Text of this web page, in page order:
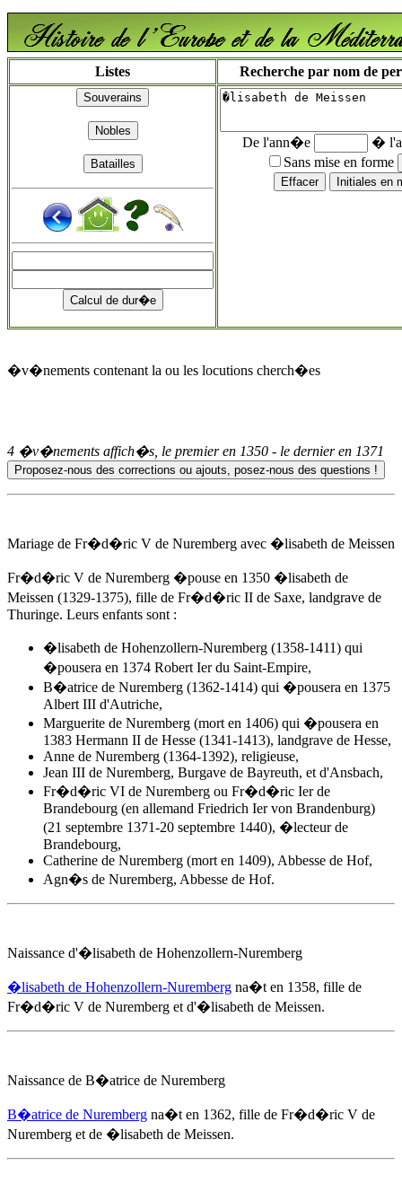
Listes Recherche par nom de
De l'ann�e
�
Sans mise en forme
�v�nements contenant la ou les locutions cherch�es
4 �v�nements affich�s, le premier en 1350 - le dernier en 1371
Mariage de Fr�d�ric V de Nuremberg avec �lisabeth de Meissen
Fr�d�ric V de Nuremberg �pouse en 1350 �lisabeth de
Meissen (1329-1375), fille de Fr�d�ric II de Saxe, landgrave de
Thuringe. Leurs enfants sont :
�lisabeth de Hohenzollern-Nuremberg (1358-1411) qui
�pousera en 1374 Robert Ier du Saint-Empire,
B�atrice de Nuremberg (1362-1414) qui �pousera en 1375
Albert III d'Autriche,
Marguerite de Nuremberg (mort en 1406) qui �pousera en
1383 Hermann II de Hesse (1341-1413), landgrave de Hesse,
Anne de Nuremberg (1364-1392), religieuse,
Jean III de Nuremberg, Burgave de Bayreuth, et d'Ansbach,
Fr�d�ric VI de Nuremberg ou Fr�d�ric Ier de
Brandebourg (en allemand Friedrich Ier von Brandenburg)
(21 septembre 1371-20 septembre 1440), �lecteur de
Brandebourg,
Catherine de Nuremberg (mort en 1409), Abbesse de Hof,
Agn�s de Nuremberg, Abbesse de Hof.
Naissance d'�lisabeth de Hohenzollern-Nuremberg
�lisabeth de Hohenzollern-Nuremberg na�t en 1358, fille de
Fr�d�ric V de Nuremberg et d'�lisabeth de Meissen.
Naissance de B�atrice de Nuremberg
B�atrice de Nuremberg na�t en 1362, fille de Fr�d�ric V de
Nuremberg et de �lisabeth de Meissen.